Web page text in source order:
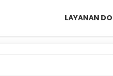
LAYANAN